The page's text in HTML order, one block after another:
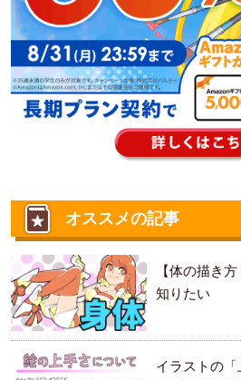
オススメの記事
【体の描き
知りたい
イラストの